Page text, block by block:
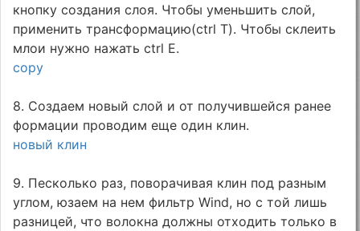
кнопку создания слоя. Чтобы уменьшить слой,
применить трансформацию(ctrl T). Чтобы склеить
млои нужно нажать ctrl E.
copy
8. Создаем новый слой и от получившейся ранее
формации проводим еще один клин.
новый клин
9. Песколько раз, поворачивая клин под разным
углом, юзаем на нем фильтр Wind, но с той лишь
разницей, что волокна должны отходить только в